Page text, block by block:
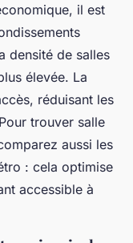
il est
densité de salles
élevée. La
réduisant les
trouver salle
aussi les
: cela optimise
accessible à